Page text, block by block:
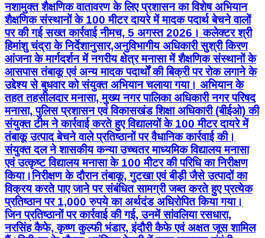
नशामुक्त शैक्षणिक वातावरण के लिए प्रशासन का विशेष अभियान
शैक्षणिक संस्थानों के 100 मीटर दायरे में मादक पदार्थ बेचने वालों
पर की गई सख्त कार्रवाई नीमच, 5 अगस्त 2026। कलेक्टर श्री
हिमांशु चंद्रा के निर्देशानुसार,अनुविभागीय अधिकारी सुश्री किरण
आंजना के मार्गदर्शन में नगरीय क्षेत्र मनासा में शैक्षणिक संस्थानों के
आसपास तंबाकू एवं अन्य मादक पदार्थों की बिक्री पर रोक लगाने के
उद्देश्य से बुधवार को संयुक्त अभियान चलाया गया। अभियान के
तहत तहसीलदार मनासा, मुख्य नगर पालिका अधिकारी नगर परिषद
मनासा, पुलिस प्रशासन एवं विकासखंड शिक्षा अधिकारी (बीईओ) की
संयुक्त टीम ने कार्रवाई करते हुए विद्यालयों के 100 मीटर दायरे में
तंबाकू उत्पाद बेचने वाले प्रतिष्ठानों पर वैधानिक कार्रवाई की।
संयुक्त दल ने शासकीय कन्या उच्चतर माध्यमिक विद्यालय मनासा
एवं उत्कृष्ट विद्यालय मनासा के 100 मीटर की परिधि का निरीक्षण
किया।निरीक्षण के दौरान तंबाकू, गुटखा एवं बीड़ी जैसे उत्पादों का
विक्रय करते पाए जाने पर संबंधित सामग्री जब्त करते हुए प्रत्येक
प्रतिष्ठान पर 1,000 रुपये का अर्थदंड अधिरोपित किया गया।
जिन प्रतिष्ठानों पर कार्रवाई की गई, उनमें सांवलिया रसधारा,
नरसिंह कैफे, कृष्ण कुल्फी भंडार, इंदौरी कैफे एवं अक्षत जूस शामिल